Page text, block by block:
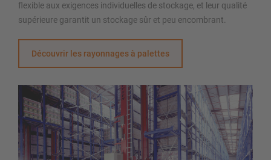
flexible aux exigences individuelles de stockage, et leur qualité
supérieure garantit un stockage sûr et peu encombrant.
Découvrir les rayonnages à palettes